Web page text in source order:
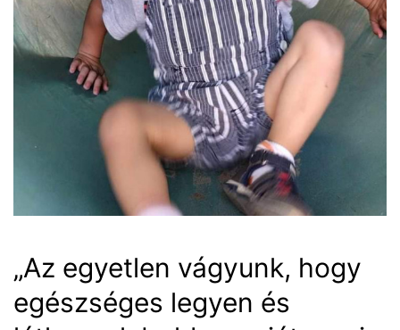
„Az egyetlen vágyunk, hogy
egészséges legyen és